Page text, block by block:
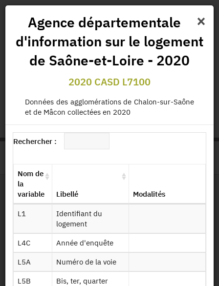
Actualités Données
Publications
Missions
status.io EN | FR
Dessin de fichier
Identifiant persistant (DOI)
Retour à la source
×
Agence départementale
d'information sur le logement
de Saône-et-Loire - 2020
2020 CASD L7100
Données des agglomérations de Chalon-sur-Saône
et de Mâcon collectées en 2020
Rechercher :
Nom de
la
variable
Libellé Modalités
L1
Identifiant du
logement
L4C Année d'enquête
L5A Numéro de la voie
L5B Bis, ter, quarter